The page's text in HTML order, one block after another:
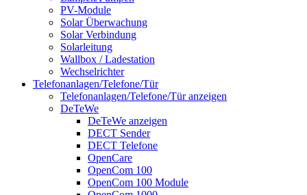
PV-Module
Solar Überwachung
Solar Verbindung
Solarleitung
Wallbox / Ladestation
Wechselrichter
Telefonanlagen/Telefone/Tür
Telefonanlagen/Telefone/Tür anzeigen
DeTeWe
DeTeWe anzeigen
DECT Sender
DECT Telefone
OpenCare
OpenCom 100
OpenCom 100 Module